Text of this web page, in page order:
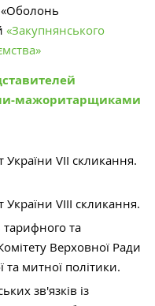
«Оболонь
«Закупнянського
мажоритарщиками
VII скликання.
VIII скликання.
тарифного та
Верховної Ради
та митної політики.
зв'язків із